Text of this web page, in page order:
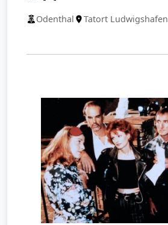
Odenthal Tatort Ludwigshafen